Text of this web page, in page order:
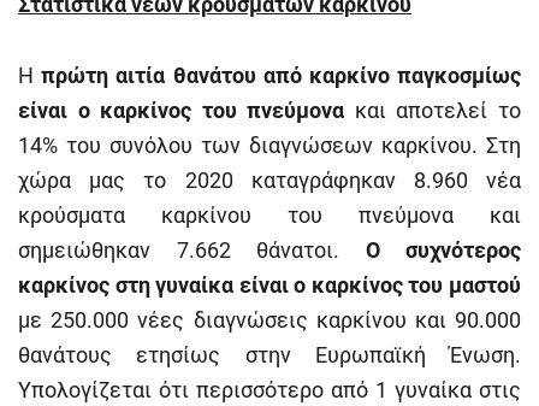
Ηπρώτη αιτία θανάτου από καρκίνο παγκοσμίως
είναι ο καρκίνος του πνεύμονα και αποτελεί το
14% του συνόλου των διαγνώσεων καρκίνου. Στη
χώρα μας το 2020 καταγράφηκαν 8.960 νέα
κρούσματα καρκίνου του πνεύμονα και
σημειώθηκαν 7.662 θάνατοι. Ο συχνότερος
καρκίνος στη γυναίκα είναι ο καρκίνος του μαστού
με 250.000 νέες διαγνώσεις καρκίνου και 90.000
θανάτους ετησίως στην Ευρωπαϊκή Ένωση.
Υπολογίζεται ότι περισσότερο από 1 γυναίκα στις